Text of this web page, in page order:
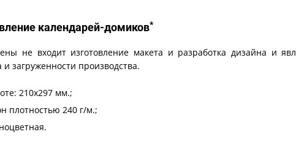
календарей-домиков*
не входит изготовление макета и разработка дизайна и
загруженности производства.
210х297 мм.;
плотностью 240 г/м.;